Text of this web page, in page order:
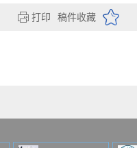
稿件收藏
打印